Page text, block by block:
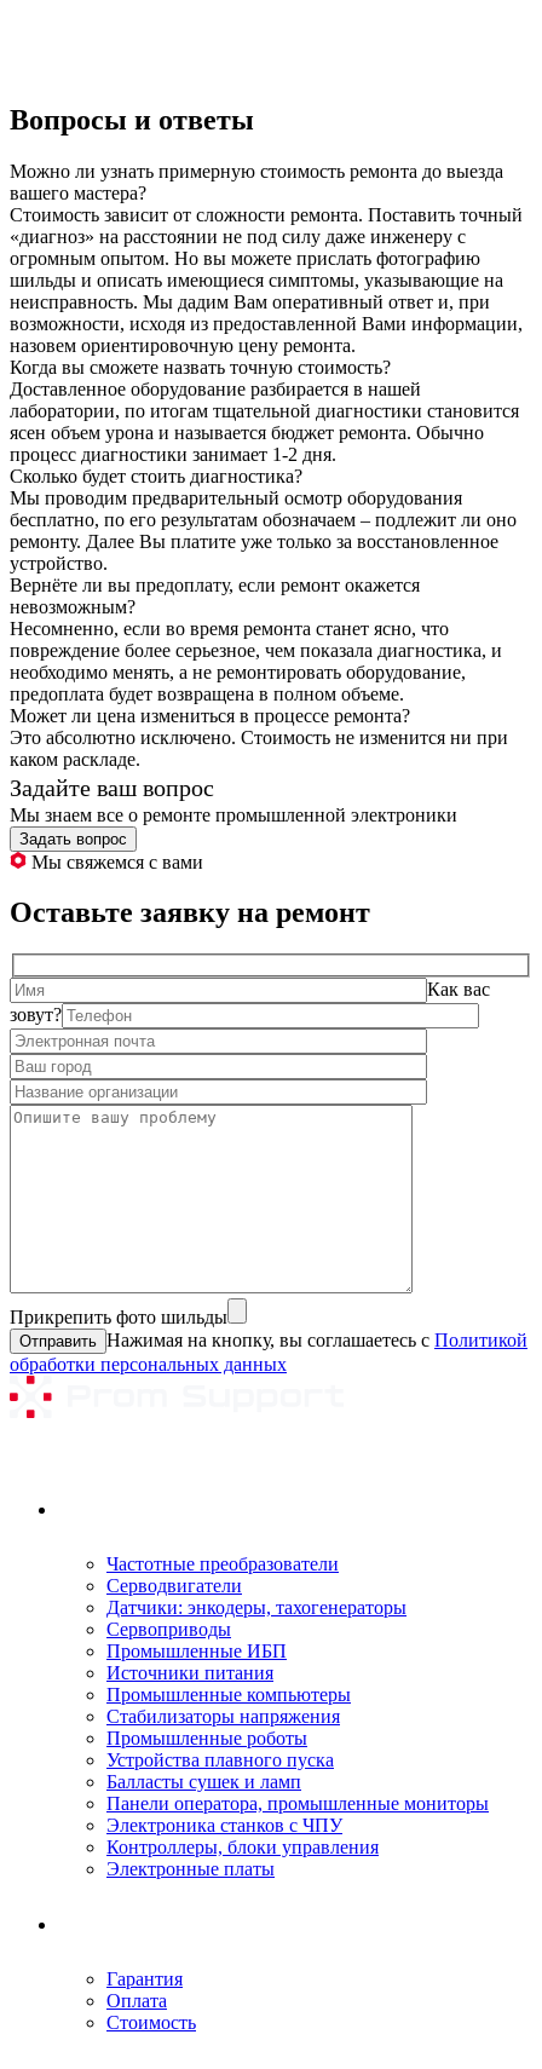
Вопросы и ответы
Можно ли узнать примерную стоимость ремонта до выезда
вашего мастера?
Стоимость зависит от сложности ремонта. Поставить точный
«диагноз» на расстоянии не под силу даже инженеру с
огромным опытом. Но вы можете прислать фотографию
шильды и описать имеющиеся симптомы, указывающие на
неисправность. Мы дадим Вам оперативный ответ и, при
возможности, исходя из предоставленной Вами информации,
назовем ориентировочную цену ремонта.
Когда вы сможете назвать точную стоимость?
Доставленное оборудование разбирается в нашей
лаборатории, по итогам тщательной диагностики становится
ясен объем урона и называется бюджет ремонта. Обычно
процесс диагностики занимает 1-2 дня.
Сколько будет стоить диагностика?
Мы проводим предварительный осмотр оборудования
бесплатно, по его результатам обозначаем – подлежит ли оно
ремонту. Далее Вы платите уже только за восстановленное
устройство.
Вернёте ли вы предоплату, если ремонт окажется
невозможным?
Несомненно, если во время ремонта станет ясно, что
повреждение более серьезное, чем показала диагностика, и
необходимо менять, а не ремонтировать оборудование,
предоплата будет возвращена в полном объеме.
Может ли цена измениться в процессе ремонта?
Это абсолютно исключено. Стоимость не изменится ни при
каком раскладе.
Задайте ваш вопрос
Мы знаем все о ремонте промышленной электроники
Задать вопрос
Мы свяжемся с вами
Оставьте заявку на ремонт
Как вас
зовут?
Прикрепить фото шильды
Нажимая на кнопку, вы соглашаетесь с Политикой
обработки персональных данных
Частотные преобразователи
Серводвигатели
Датчики: энкодеры, тахогенераторы
Сервоприводы
Промышленные ИБП
Источники питания
Промышленные компьютеры
Стабилизаторы напряжения
Промышленные роботы
Устройства плавного пуска
Балласты сушек и ламп
Панели оператора, промышленные мониторы
Электроника станков с ЧПУ
Контроллеры, блоки управления
Электронные платы
Гарантия
Оплата
Стоимость